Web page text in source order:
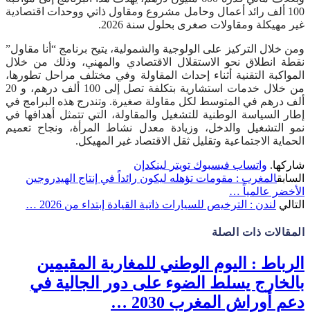
100 ألف رائد أعمال وحامل مشروع ومقاول ذاتي ووحدات اقتصادية
غير مهيكلة ومقاولات صغرى بحلول سنة 2026.
ومن خلال التركيز على الولوجية والشمولية، يتيح برنامج “أنا مقاول”
نقطة انطلاق نحو الاستقلال الاقتصادي والمهني، وذلك من خلال
المواكبة التقنية أثناء إحداث المقاولة وفي مختلف مراحل تطورها،
من خلال خدمات استشارية بتكلفة تصل إلى 100 ألف درهم، و 20
ألف درهم في المتوسط لكل مقاولة صغيرة. وتندرج هذه البرامج في
إطار السياسة الوطنية للتشغيل والمقاولة، التي تتمثل أهدافها في
نمو التشغيل والدخل، وزيادة معدل نشاط المرأة، ونجاح تعميم
الحماية الاجتماعية وتقليل ثقل الاقتصاد غير المهيكل.
شاركها. واتساب فيسبوك تويتر لينكدإن
السابقالمغرب : مقومات تؤهله ليكون رائداً في إنتاج الهيدروجين
الأخضر عالمياً …
التالي لندن : الترخيص للسيارات ذاتية القيادة إبتداء من 2026 …
المقالات ذات الصلة
الرباط : اليوم الوطني للمغاربة المقيمين
بالخارج يسلط الضوء على دور الجالية في
دعم أوراش المغرب 2030 …